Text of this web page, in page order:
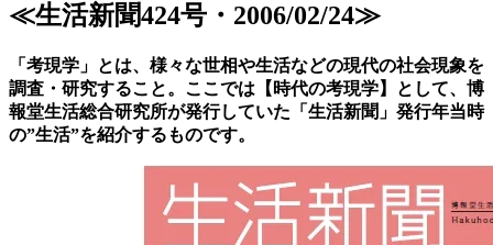
≪生活新聞424号・2006/02/24≫
「考現学」とは、様々な世相や生活などの現代の社会現象を
調査・研究すること。ここでは【時代の考現学】として、博
報堂生活総合研究所が発行していた「生活新聞」発行年当時
の”生活”を紹介するものです。